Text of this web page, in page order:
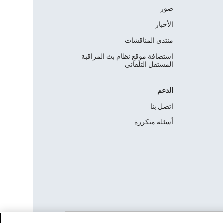
صور
الأخبار
منتدى المناقشات
استضافة موقع نظام بث المراقبة
المستقل التلقائي
الدعم
اتصل بنا
أسئلة متكررة